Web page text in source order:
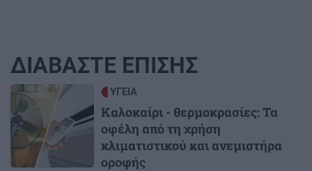
ΔΙΑΒΑΣΤΕ ΕΠΙΣΗΣ
Image ΥΓΕΙΑ
Καλοκαίρι - θερμοκρασίες: Τα
οφέλη από τη χρήση
κλιματιστικού και ανεμιστήρα
οροφής